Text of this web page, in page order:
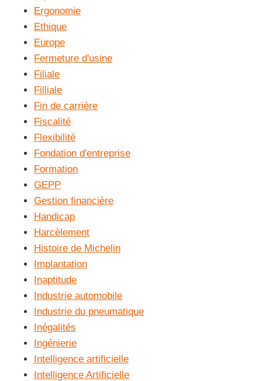
Ergonomie
Ethique
Europe
Fermeture d'usine
Filiale
Filliale
Fin de carrière
Fiscalité
Flexibilité
Fondation d'entreprise
Formation
GEPP
Gestion financière
Handicap
Harcèlement
Histoire de Michelin
Implantation
Inaptitude
Industrie automobile
Industrie du pneumatique
Inégalités
Ingénierie
Intelligence artificielle
Intelligence Artificielle